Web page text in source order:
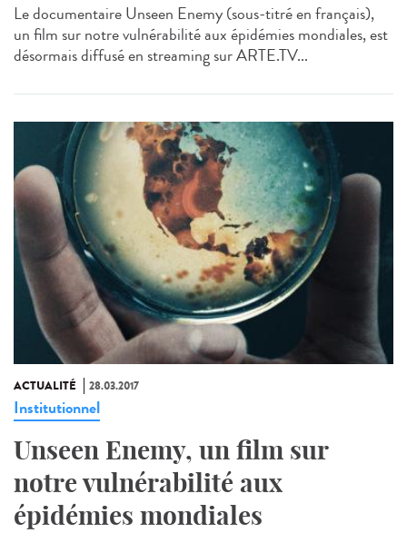
Le documentaire Unseen Enemy (sous-titré en français),
un film sur notre vulnérabilité aux épidémies mondiales, est
désormais diffusé en streaming sur ARTE.TV...
ACTUALITÉ 28.03.2017
Institutionnel
Unseen Enemy, un film sur
notre vulnérabilité aux
épidémies mondiales